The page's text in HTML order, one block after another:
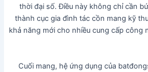
thời đại số. Điều này không chỉ cần
thành cục gia đình tác cồn mang kỹ
khả năng mới cho nhiều cung cấp công
Cuối mang, hệ ứng dụng của